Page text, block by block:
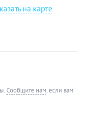
на карте
Сообщите нам, если вам